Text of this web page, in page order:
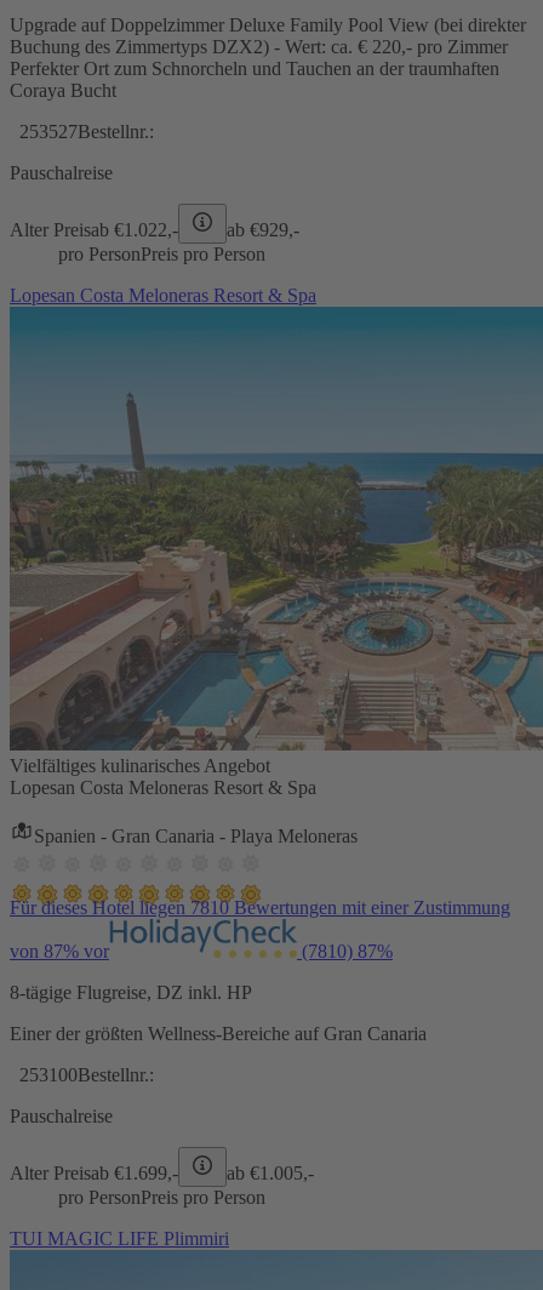
Upgrade auf Doppelzimmer Deluxe Family Pool View (bei direkter
Buchung des Zimmertyps DZX2) - Wert: ca. € 220,- pro Zimmer
Perfekter Ort zum Schnorcheln und Tauchen an der traumhaften
Coraya Bucht
253527Bestellnr.:
Pauschalreise
Alter Preisab €1.022,- ab €929,-
pro PersonPreis pro Person
Lopesan Costa Meloneras Resort & Spa
Vielfältiges kulinarisches Angebot
Lopesan Costa Meloneras Resort & Spa
Spanien - Gran Canaria - Playa Meloneras
Für dieses Hotel liegen 7810 Bewertungen mit einer Zustimmung
von 87% vor (7810) 87%
8-tägige Flugreise, DZ inkl. HP
Einer der größten Wellness-Bereiche auf Gran Canaria
253100Bestellnr.:
Pauschalreise
Alter Preisab €1.699,- ab €1.005,-
pro PersonPreis pro Person
TUI MAGIC LIFE Plimmiri